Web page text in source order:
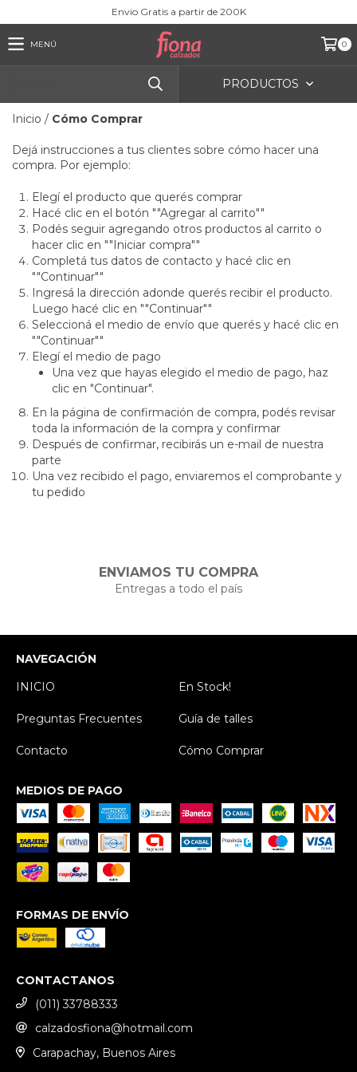
Envio Gratis a partir de 200K
MENÚ 0
PRODUCTOS
Inicio / Cómo Comprar
Dejá instrucciones a tus clientes sobre cómo hacer una
compra. Por ejemplo:
Elegí el producto que querés comprar
Hacé clic en el botón ""Agregar al carrito""
Podés seguir agregando otros productos al carrito o
hacer clic en ""Iniciar compra""
Completá tus datos de contacto y hacé clic en
""Continuar""
Ingresá la dirección adonde querés recibir el producto.
Luego hacé clic en ""Continuar""
Seleccioná el medio de envío que querés y hacé clic en
""Continuar""
Elegí el medio de pago
Una vez que hayas elegido el medio de pago, haz
clic en "Continuar".
En la página de confirmación de compra, podés revisar
toda la información de la compra y confirmar
Después de confirmar, recibirás un e-mail de nuestra
parte
Una vez recibido el pago, enviaremos el comprobante y
tu pedido
ENVIAMOS TU COMPRA
Entregas a todo el país
NAVEGACIÓN
INICIO
En Stock!
Preguntas Frecuentes Guía de talles
Contacto Cómo Comprar
MEDIOS DE PAGO
FORMAS DE ENVÍO
CONTACTANOS
(011) 33788333
calzadosfiona@hotmail.com
Carapachay, Buenos Aires